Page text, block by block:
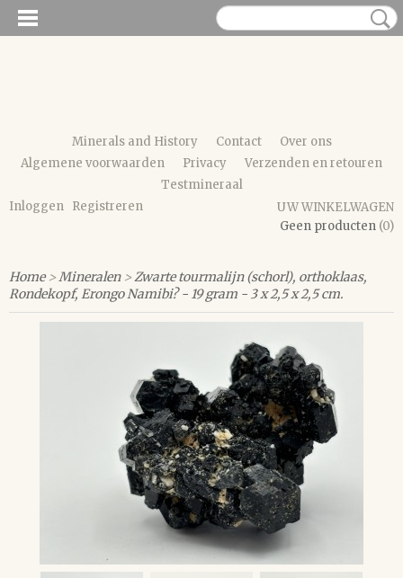
Minerals and History Contact
Over ons
Algemene voorwaarden
Privacy
Verzenden en retouren
Testmineraal
Inloggen Registreren
UW WINKELWAGEN
Geen producten (0)
Home>Mineralen>Zwarte tourmalijn (schorl), orthoklaas,
Rondekopf, Erongo Namibi? - 19 gram - 3 x 2,5 x 2,5 cm.